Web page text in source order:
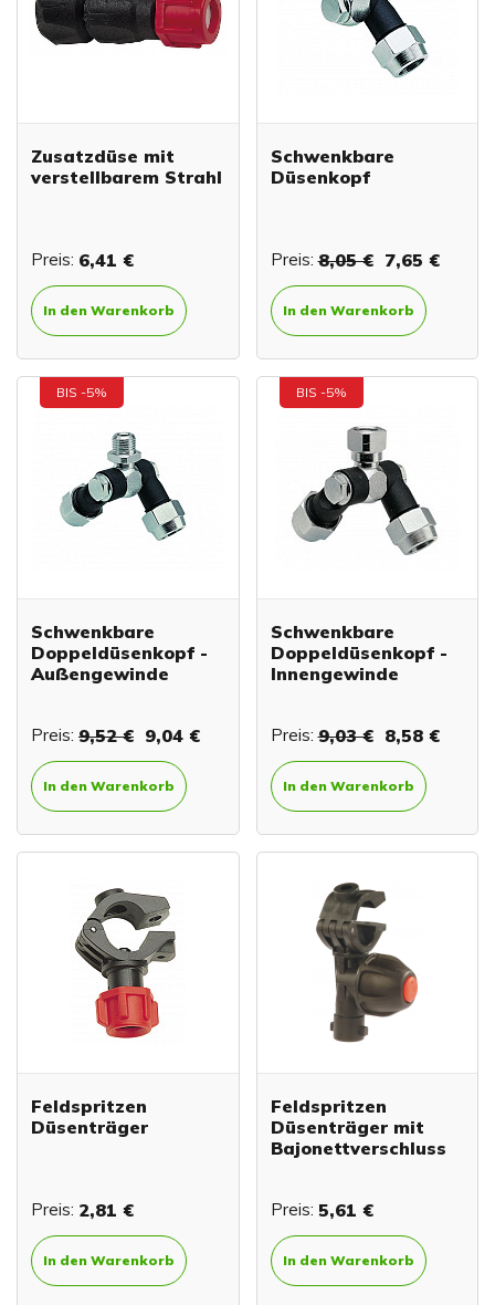
Zusatzdüse mit
verstellbarem Strahl
Preis: 6,41 €
In den Warenkorb
Schwenkbare
Düsenkopf
Preis: 8,05 € 7,65 €
In den Warenkorb
BIS -5%
Schwenkbare
Doppeldüsenkopf -
Außengewinde
Preis: 9,52 € 9,04 €
In den Warenkorb
BIS -5%
Schwenkbare
Doppeldüsenkopf -
Innengewinde
Preis: 9,03 € 8,58 €
In den Warenkorb
Feldspritzen
Düsenträger
Preis: 2,81 €
In den Warenkorb
Feldspritzen
Düsenträger mit
Bajonettverschluss
Preis: 5,61 €
In den Warenkorb